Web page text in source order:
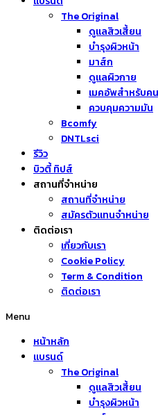
The Original
ดูแลสิวเสี้ยน
บำรุงผิวหน้า
มาส์ก
ดูแลผิวกาย
เมคอัพสำหรับค
ควบคุมความมัน
Bcomfy
DNTLsci
รีวิว
บิวตี้ ทิปส์
สถานที่จำหน่าย
สถานที่จำหน่าย
สมัครตัวแทนจำหน่าย
ติดต่อเรา
เกี่ยวกับเรา
Cookie Policy
Term & Condition
ติดต่อเรา
Menu
หน้าหลัก
แบรนด์
The Original
ดูแลสิวเสี้ยน
บำรุงผิวหน้า